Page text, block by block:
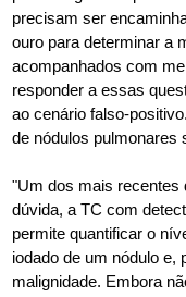
precisam ser
ouro para determinar a
acompanhados com
responder a essas
ao cenário falso-
de nódulos pulmonares
"Um dos mais recentes
dúvida, a TC com
permite quantificar o
iodado de um nódulo e,
malignidade. Embora